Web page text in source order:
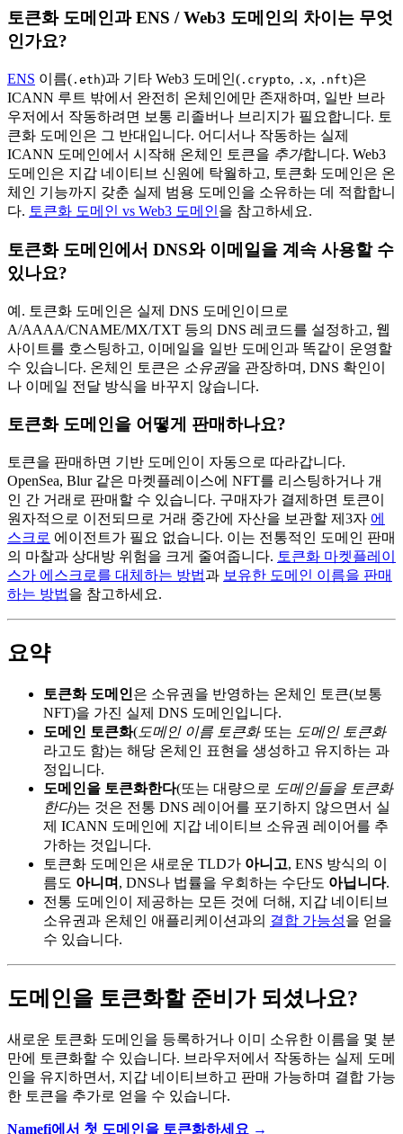
토큰화 도메인과 ENS / Web3 도메인의 차이는 무엇
인가요?
ENS 이름( .eth)과 기타 Web3 도메인( .crypto, .x, .nft)은
ICANN 루트 밖에서 완전히 온체인에만 존재하며, 일반 브라
우저에서 작동하려면 보통 리졸버나 브리지가 필요합니다. 토
큰화 도메인은 그 반대입니다. 어디서나 작동하는 실제
ICANN 도메인에서 시작해 온체인 토큰을 추가합니다. Web3
도메인은 지갑 네이티브 신원에 탁월하고, 토큰화 도메인은 온
체인 기능까지 갖춘 실제 범용 도메인을 소유하는 데 적합합니
다. 토큰화 도메인 vs Web3 도메인을 참고하세요.
토큰화 도메인에서 DNS와 이메일을 계속 사용할 수
있나요?
예. 토큰화 도메인은 실제 DNS 도메인이므로
A/AAAA/CNAME/MX/TXT 등의 DNS 레코드를 설정하고, 웹
사이트를 호스팅하고, 이메일을 일반 도메인과 똑같이 운영할
수 있습니다. 온체인 토큰은 소유권을 관장하며, DNS 확인이
나 이메일 전달 방식을 바꾸지 않습니다.
토큰화 도메인을 어떻게 판매하나요?
토큰을 판매하면 기반 도메인이 자동으로 따라갑니다.
OpenSea, Blur 같은 마켓플레이스에 NFT를 리스팅하거나 개
인 간 거래로 판매할 수 있습니다. 구매자가 결제하면 토큰이
원자적으로 이전되므로 거래 중간에 자산을 보관할 제3자 에
스크로 에이전트가 필요 없습니다. 이는 전통적인 도메인 판매
의 마찰과 상대방 위험을 크게 줄여줍니다. 토큰화 마켓플레이
스가 에스크로를 대체하는 방법과 보유한 도메인 이름을 판매
하는 방법을 참고하세요.
요약
토큰화 도메인은 소유권을 반영하는 온체인 토큰(보통
NFT)을 가진 실제 DNS 도메인입니다.
도메인 토큰화( 도메인 이름 토큰화또는 도메인 토큰화
라고도 함)는 해당 온체인 표현을 생성하고 유지하는 과
정입니다.
도메인을 토큰화한다(또는 대량으로 도메인들을 토큰화
한다)는 것은 전통 DNS 레이어를 포기하지 않으면서 실
제 ICANN 도메인에 지갑 네이티브 소유권 레이어를 추
가하는 것입니다.
토큰화 도메인은 새로운 TLD가 아니고, ENS 방식의 이
름도 아니며 , DNS나 법률을 우회하는 수단도 아닙니다.
전통 도메인이 제공하는 모든 것에 더해, 지갑 네이티브
소유권과 온체인 애플리케이션과의 결합 가능성을 얻을
수 있습니다.
도메인을 토큰화할 준비가 되셨나요?
새로운 토큰화 도메인을 등록하거나 이미 소유한 이름을 몇 분
만에 토큰화할 수 있습니다. 브라우저에서 작동하는 실제 도메
인을 유지하면서, 지갑 네이티브하고 판매 가능하며 결합 가능
한 토큰을 추가로 얻을 수 있습니다.
Namefi에서 첫 도메인을 토큰화하세요 →